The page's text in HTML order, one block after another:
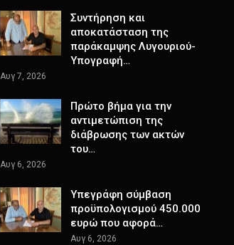
Συντήρηση και
αποκατάσταση της
παράκαμψης Λυγουριού-
Υπογραφή…
Αυγ 7, 2026
Πρώτο βήμα για την
αντιμετώπιση της
διάβρωσης των ακτών
του…
Αυγ 6, 2026
Υπεγράφη σύμβαση
προϋπολογισμού 450.000
ευρώ που αφορά…
Αυγ 6, 2026